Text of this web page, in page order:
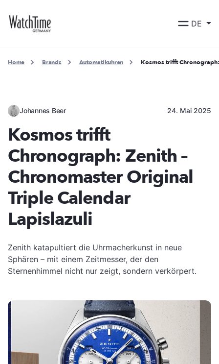
DE
Home Brands Automatikuhren Kosmos trifft
Johannes Beer 24. Mai 2025
Kosmos trifft
Chronograph: Zenith –
Chronomaster Original
Triple Calendar
Lapislazuli
Zenith katapultiert die Uhrmacherkunst in neue
Sphären – mit einem Zeitmesser, der den
Sternenhimmel nicht nur zeigt, sondern verkörpert.